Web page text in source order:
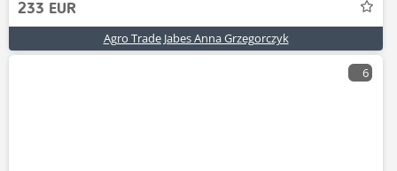
233 EUR
Agro Trade Jabes Anna Grzegorczyk
6